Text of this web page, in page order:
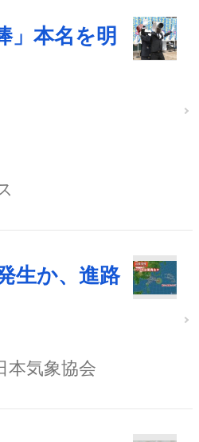
」本名を明
生か、進路
本気象協会